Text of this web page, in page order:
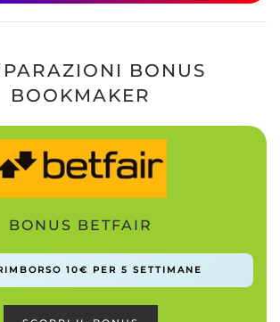
BONUS
BOOKMAKER
BONUS BETFAIR
10€ PER 5 SETTIMANE